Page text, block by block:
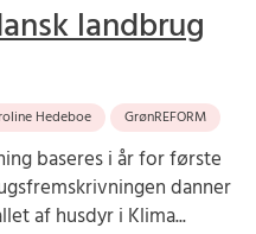
landbrug
Hedeboe GrønREFORM
baseres i år for første
danner
af husdyr i Klima...